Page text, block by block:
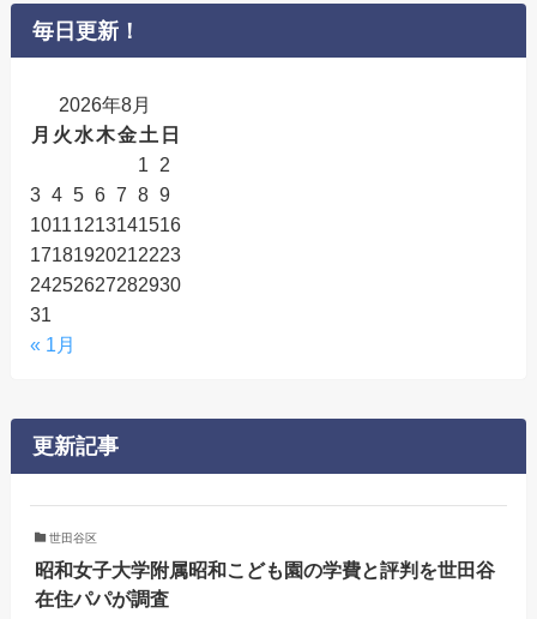
毎日更新！
2026年8月
月 火 水木金土 日
1
2
3 4 5 6 7 8 9
10111213141516
17181920212223
24252627282930
31
« 1月
更新記事
世田谷区
昭和女子大学附属昭和こども園の学費と評判を世田谷
在住パパが調査